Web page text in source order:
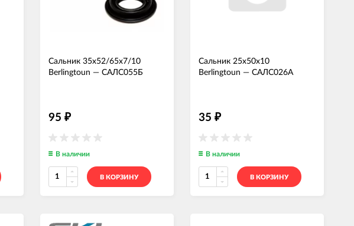
Сальник 35x52/65x7/10
Berlingtoun — САЛС055Б
95 ₽
В наличии
В КОРЗИНУ
Сальник 25x50x10
Berlingtoun — САЛС026А
35 ₽
В наличии
В КОРЗИНУ